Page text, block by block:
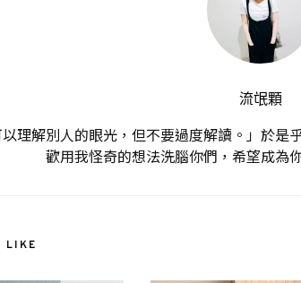
流氓顆
以理解別人的眼光，但不要過度解讀。」於
歡用我怪奇的想法洗腦你們，希望成為
LIKE